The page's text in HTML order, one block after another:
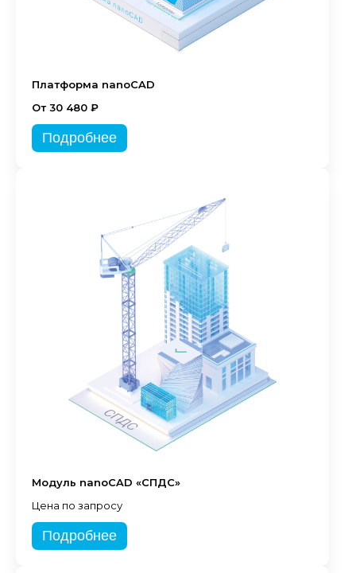
Платформа nanoCAD
От 30 480 ₽
Подробнее
Модуль nanoCAD «СПДС»
Цена по запросу
Подробнее